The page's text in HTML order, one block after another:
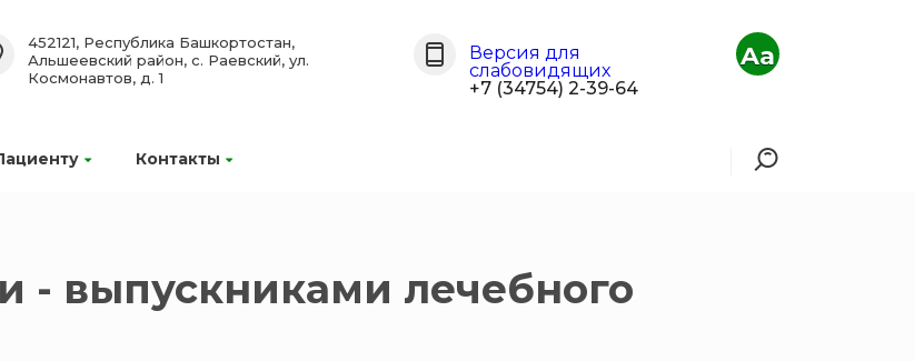
Контакты
452121, Республика Башкортостан,
Альшеевский район, с. Раевский, ул.
Космонавтов, д. 1
Версия для
слабовидящих
+7 (34754) 2-39-64
Aa
- выпускниками лечебного